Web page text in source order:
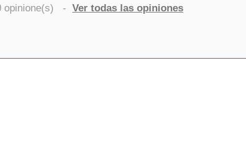
opinione(s) - Ver todas las opiniones